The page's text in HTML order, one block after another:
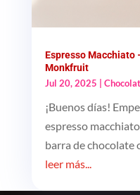
Espresso Macchiato
Monkfruit
Jul 20, 2025 |
¡Buenos días!
espresso
barra de chocolate
leer más...